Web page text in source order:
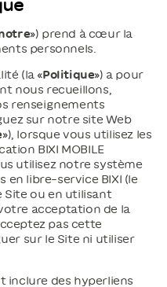
») prend à cœur la
personnels.
(la «Politique») a pour
nous recueillons,
renseignements
sur notre site Web
»), lorsque vous utilisez les
BIXI MOBILE
utilisez notre système
en libre-service BIXI (le
Site ou en utilisant
acceptation de la
pas cette
sur le Site ni utiliser
inclure des hyperliens